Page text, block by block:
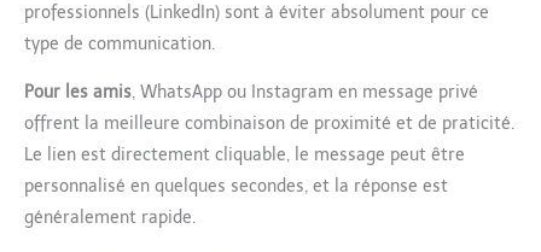
professionnels (LinkedIn) sont à éviter absolument pour ce
type de communication.
Pour les amis, WhatsApp ou Instagram en message privé
offrent la meilleure combinaison de proximité et de praticité.
Le lien est directement cliquable, le message peut être
personnalisé en quelques secondes, et la réponse est
généralement rapide.